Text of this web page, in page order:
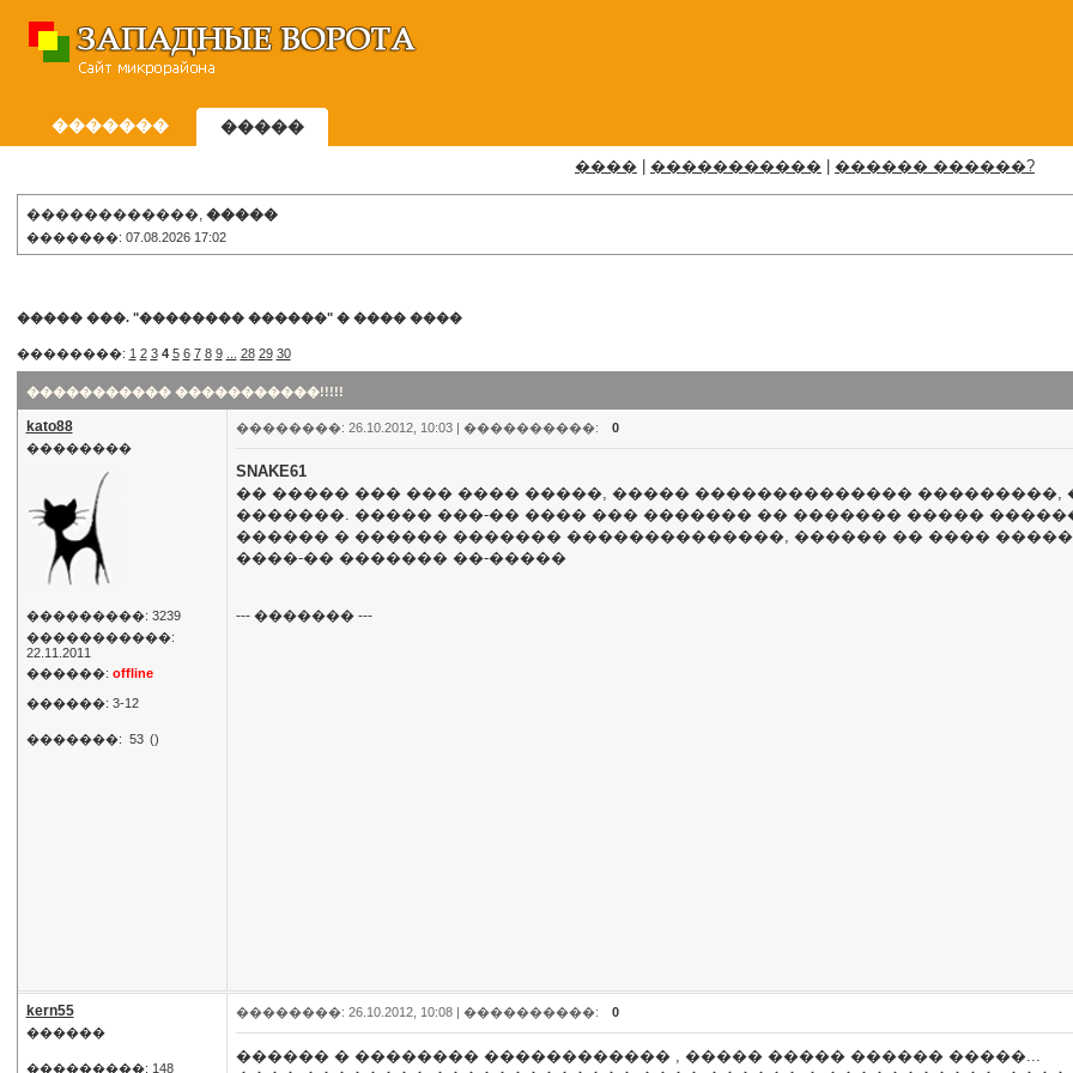
������� �����
���� ����������� ������ ������?
������������, �����
�������: 07.08.2026 17:02
����� ���. "�������� ������"� ���� ����
��������: 1 2 3 4 5 6 7 8 9 28 29 30
����������� �����������!!!!!
kato88
��������
���������: 3239
�����������:
22.11.2011
������: offline
������: 3-12
�������: 53 ()
��������: 26.10.2012, 10:03 | ����������: 0
SNAKE61
�� ����� ��� ��� ���� �����, ����� �������������� ���������,
�������. ����� ���-�� ���� ��� ������� �� ������� �����
������ � ������ ������� ��������������, ������ �� ����
����-�� ������� ��-�����
--- ������� ---
kern55
������
���������: 148
��������: 26.10.2012, 10:08 | ����������: 0
������ � �������� ������������ , ����� ����� ������ �����...